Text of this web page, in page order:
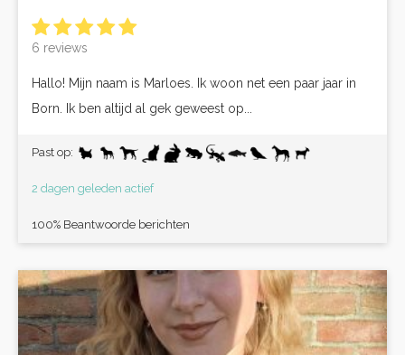
6 reviews
Hallo! Mijn naam is Marloes. Ik woon net een paar jaar in
Born. Ik ben altijd al gek geweest op...
Past op:
2 dagen geleden actief
100% Beantwoorde berichten